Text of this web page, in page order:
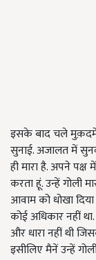
इसके बाद चले मुक़दमे
सुनाई. अजालत में
ही मारा है. अपने
करता हूं. उन्हें गोली
आवाम को धोखा
कोई अधिकार नहीं
और धारा नहीं थी
इसीलिए मैनें उन्हें